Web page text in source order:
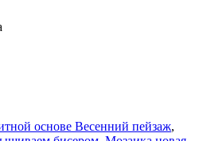
основе Весенний пейзаж,